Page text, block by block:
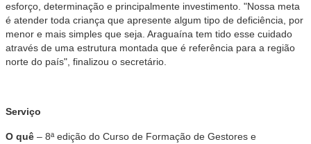
esforço, determinação e principalmente investimento. "Nossa meta
é atender toda criança que apresente algum tipo de deficiência, por
menor e mais simples que seja. Araguaína tem tido esse cuidado
através de uma estrutura montada que é referência para a região
norte do país", finalizou o secretário.
Serviço
O quê – 8ª edição do Curso de Formação de Gestores e